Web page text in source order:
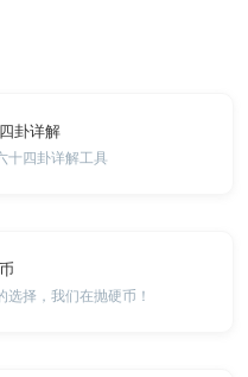
卦详解
十四卦详解工具
选择，我们在抛硬币！